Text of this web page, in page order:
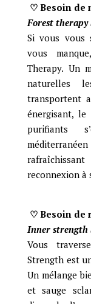
♡ Besoin de
Forest
Si vous vous
vous
Therapy. Un
naturelles
transportent
énergisant,
purifiants
reconnexion à
♡ Besoin de
Inner strength
Vous
Strength est
Un mélange
et sauge